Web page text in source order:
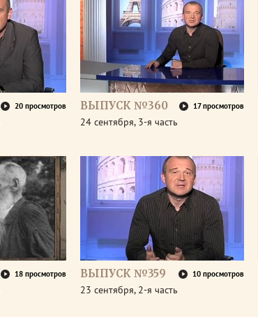
20 просмотров ВЫПУСК №360 17 просмотров
24 сентября, 3-я часть
18 просмотров ВЫПУСК №359 10 просмотров
23 сентября, 2-я часть